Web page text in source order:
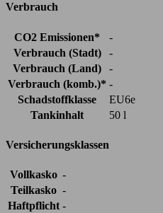
Verbrauch
CO2 Emissionen*
-
Verbrauch (Stadt)
-
Verbrauch (Land)
-
Verbrauch (komb.)* -
Schadstoffklasse
EU6e
Tankinhalt
50 l
Versicherungsklassen
Vollkasko -
Teilkasko -
Haftpflicht -